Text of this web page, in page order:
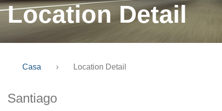
Location Detail
Casa › Location Detail
Santiago